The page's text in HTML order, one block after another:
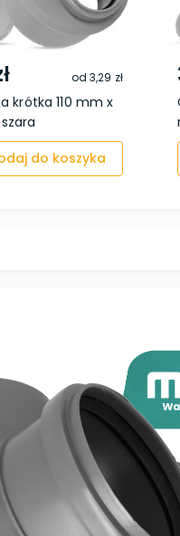
od3,29 zł
krótka 110 mm x
do koszyka